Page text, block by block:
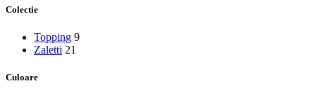
Colectie
Topping 9
Zaletti 21
Culoare